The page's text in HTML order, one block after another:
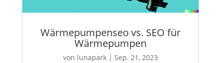
Wärmepumpenseo vs. SEO für
Wärmepumpen
von lunapark| Sep. 21, 2023